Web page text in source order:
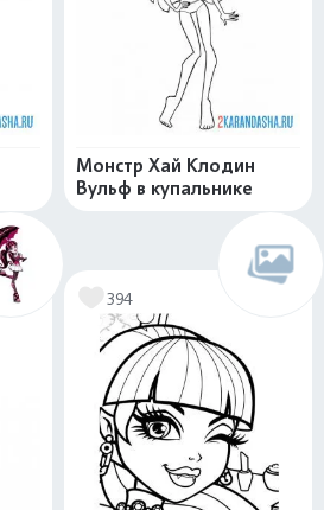
Монстр Хай Клодин
Вульф в купальнике
394